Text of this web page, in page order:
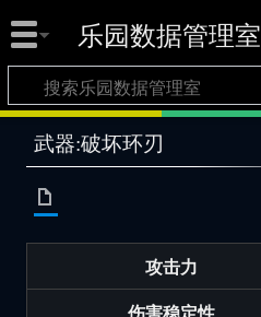
乐园数据管理室
武器:破坏环刃
攻击力